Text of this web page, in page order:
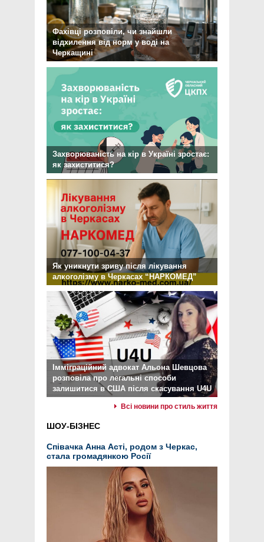
Фахівці розповіли, чи знайшли
відхилення від норм у воді на
Черкащині
Захворюваність на кір в Україні зростає:
як захиститися?
Як уникнути зриву після лікування
алкоголізму в Черкасах “НАРКОМЕД”
Імміграційний адвокат Альона Шевцова
розповіла про легальні способи
залишитися в США після скасування U4U
Всі новини про стиль життя
ШОУ-БІЗНЕС
Співачка Анна Асті, родом з Черкас,
стала громадянкою Росії